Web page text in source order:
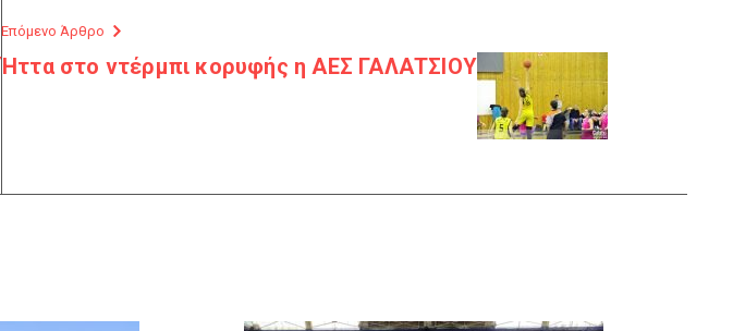
Επόμενο Άρθρο
Ήττα στο ντέρμπι κορυφής η ΑΕΣ ΓΑΛΑΤΣΙΟΥ